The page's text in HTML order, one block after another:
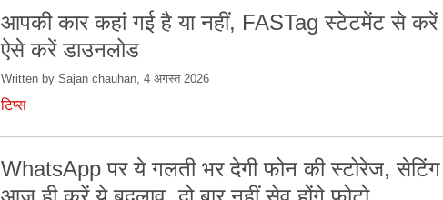
आपकी कार कहां गई है या नहीं, FASTag स्टेटमेंट से करें
ऐसे करें डाउनलोड
Written by Sajan chauhan, 4 अगस्त 2026
टिप्स
WhatsApp पर ये गलती भर देगी फोन की स्टोरेज,